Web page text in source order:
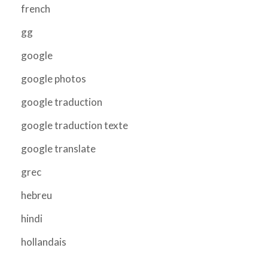
french
gg
google
google photos
google traduction
google traduction texte
google translate
grec
hebreu
hindi
hollandais